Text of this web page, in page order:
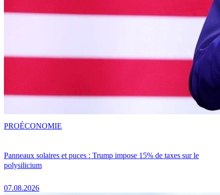
Panneaux solaires et puces : Trump impose 15% de taxes sur le
polysilicium
07.08.2026
PROÉCONOMIE